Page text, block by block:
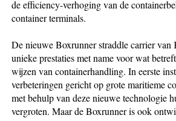
de efficiency-verhoging van de
container terminals.
De nieuwe Boxrunner straddle carrier van
unieke prestaties met name voor wat
wijzen van containerhandling. In eerste
verbeteringen gericht op grote maritieme
met behulp van deze nieuwe technologie
vergroten. Maar de Boxrunner is ook